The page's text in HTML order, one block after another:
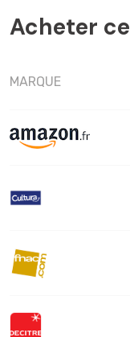
Acheter
MARQUE